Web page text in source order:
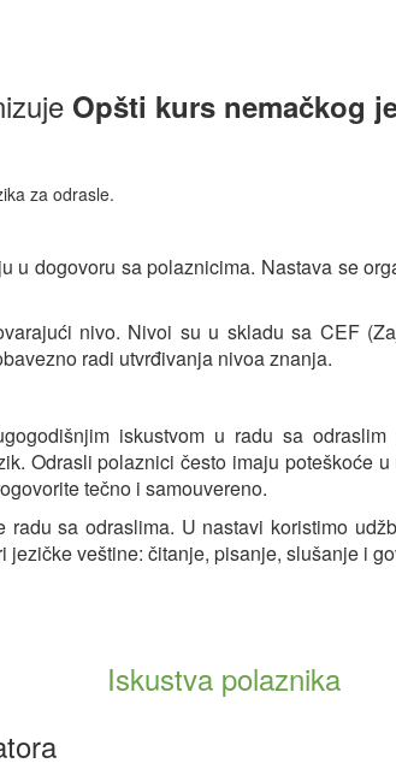
Opšti kurs nemačkog
za odrasle.
u dogovoru sa polaznicima. Nastava se
nivo. Nivoi su u skladu sa CEF
radi utvrđivanja nivoa znanja.
iskustvom u radu sa
Odrasli polaznici često imaju poteškoće
tečno i samouvereno.
sa odraslima. U nastavi koristimo
veštine: čitanje, pisanje, slušanje i
Iskustva polaznika